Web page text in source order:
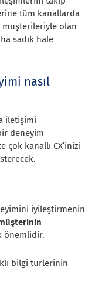
tüm kanallarda
müşterileriyle olan
sadık hale
nasıl
iletişimi
deneyim
çok kanallı CX’inizi
iyileştirmenin
önemlidir.
bilgi türlerinin